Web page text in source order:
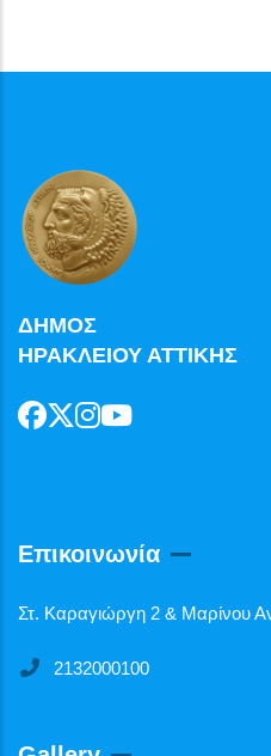
ΔΗΜΟΣ
ΗΡΑΚΛΕΙΟΥ ΑΤΤΙΚΗΣ
Επικοινωνία
Στ. Καραγιώργη 2 & Μαρίνου
2132000100